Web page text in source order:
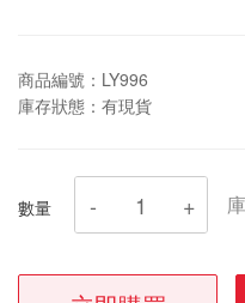
商品編號： LY996
庫存狀態： 有現貨
數量